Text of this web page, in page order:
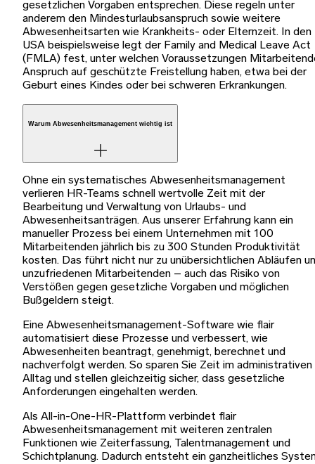
gesetzlichen Vorgaben entsprechen. Diese regeln unter
anderem den Mindesturlaubsanspruch sowie weitere
Abwesenheitsarten wie Krankheits- oder Elternzeit. In den
USA beispielsweise legt der Family and Medical Leave Act
(FMLA) fest, unter welchen Voraussetzungen
Anspruch auf geschützte Freistellung haben, etwa bei der
Geburt eines Kindes oder bei schweren Erkrankungen.
Warum Abwesenheitsmanagement wichtig ist
Ohne ein systematisches Abwesenheitsmanagement
verlieren HR-Teams schnell wertvolle Zeit mit der
Bearbeitung und Verwaltung von Urlaubs- und
Abwesenheitsanträgen. Aus unserer Erfahrung kann ein
manueller Prozess bei einem Unternehmen mit 100
Mitarbeitenden jährlich bis zu 300 Stunden Produktivität
kosten. Das führt nicht nur zu unübersichtlichen Abläufen
unzufriedenen Mitarbeitenden – auch das Risiko von
Verstößen gegen gesetzliche Vorgaben und möglichen
Bußgeldern steigt.
Eine Abwesenheitsmanagement-Software wie flair
automatisiert diese Prozesse und verbessert, wie
Abwesenheiten beantragt, genehmigt, berechnet und
nachverfolgt werden. So sparen Sie Zeit im administrativen
Alltag und stellen gleichzeitig sicher, dass gesetzliche
Anforderungen eingehalten werden.
Als All-in-One-HR-Plattform verbindet flair
Abwesenheitsmanagement mit weiteren zentralen
Funktionen wie Zeiterfassung, Talentmanagement und
Schichtplanung. Dadurch entsteht ein ganzheitliches